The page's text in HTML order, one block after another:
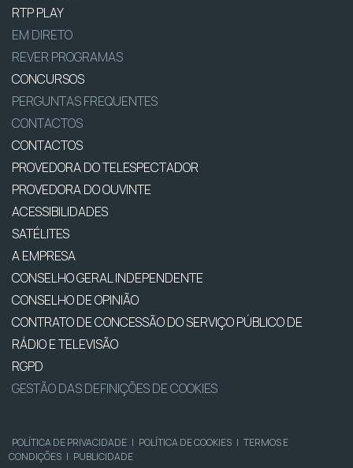
RTP PLAY
EM DIRETO
REVER PROGRAMAS
CONCURSOS
PERGUNTAS FREQUENTES
CONTACTOS
CONTACTOS
PROVEDORA DO TELESPECTADOR
PROVEDORA DO OUVINTE
ACESSIBILIDADES
SATÉLITES
A EMPRESA
CONSELHO GERAL INDEPENDENTE
CONSELHO DE OPINIÃO
CONTRATO DE CONCESSÃO DO SERVIÇO PÚBLICO DE
RÁDIO E TELEVISÃO
RGPD
GESTÃO DAS DEFINIÇÕES DE COOKIES
POLÍTICA DE PRIVACIDADE | POLÍTICA DE COOKIES | TERMOS E
CONDIÇÕES | PUBLICIDADE